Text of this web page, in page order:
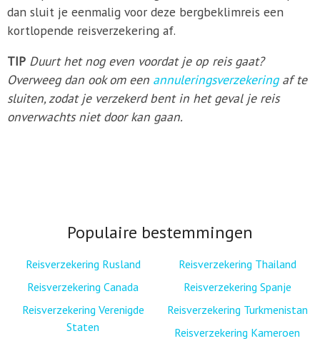
dan sluit je eenmalig voor deze bergbeklimreis een
kortlopende reisverzekering af.
TIP Duurt het nog even voordat je op reis gaat?
Overweeg dan ook om een annuleringsverzekeringaf te
sluiten, zodat je verzekerd bent in het geval je reis
onverwachts niet door kan gaan.
Populaire bestemmingen
Reisverzekering Rusland
Reisverzekering Canada
Reisverzekering Verenigde
Staten
Reisverzekering Thailand
Reisverzekering Spanje
Reisverzekering Turkmenistan
Reisverzekering Kameroen